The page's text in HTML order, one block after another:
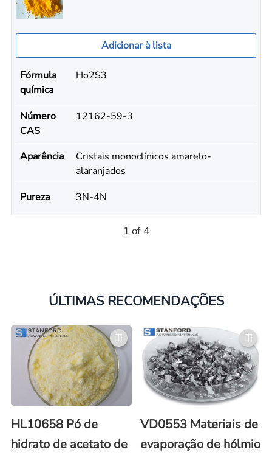
Adicionar à lista
Fórmula
química
Ho2S3
Número
CAS
12162-59-3
Aparência
Cristais monoclínicos amarelo-
alaranjados
Pureza
3N-4N
1 of 4
ÚLTIMAS RECOMENDAÇÕES
HL10658 Pó de
hidrato de acetato de
VD0553 Materiais de
evaporação de hólmio